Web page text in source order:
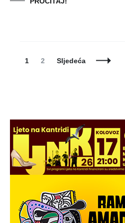
Posts
Page
1 Page
2 Sljedeća